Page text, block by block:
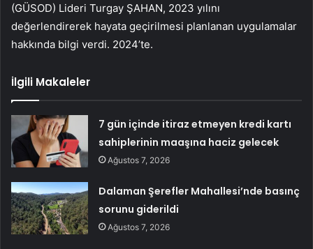
(GÜSOD) Lideri Turgay ŞAHAN, 2023 yılını
değerlendirerek hayata geçirilmesi planlanan uygulamalar
hakkında bilgi verdi. 2024’te.
İlgili Makaleler
7 gün içinde itiraz etmeyen kredi kartı
sahiplerinin maaşına haciz gelecek
Ağustos 7, 2026
Dalaman Şerefler Mahallesi’nde basınç
sorunu giderildi
Ağustos 7, 2026